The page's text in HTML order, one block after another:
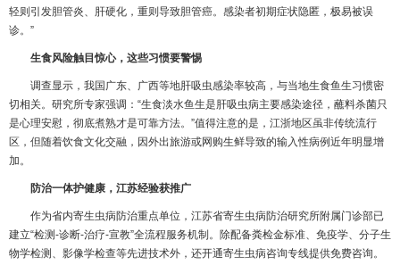
轻则引发胆管炎、肝硬化，重则导致胆管癌。感染者初期症状隐匿，极易被误
诊。”
生食风险触目惊心，这些习惯要警惕
调查显示，我国广东、广西等地肝吸虫感染率较高，与当地生食鱼生习惯密
切相关。研究所专家强调：“生食淡水鱼生是肝吸虫病主要感染途径，蘸料杀菌只
是心理安慰，彻底煮熟才是可靠方法。”值得注意的是，江浙地区虽非传统流行
区，但随着饮食文化交融，因外出旅游或网购生鲜导致的输入性病例近年明显增
加。
防治一体护健康，江苏经验获推广
作为省内寄生虫病防治重点单位，江苏省寄生虫病防治研究所附属门诊部已
建立“检测-诊断-治疗-宣教”全流程服务机制。除配备粪检金标准、免疫学、分子生
物学检测、影像学检查等先进技术外，还开通寄生虫病咨询专线提供免费咨询。